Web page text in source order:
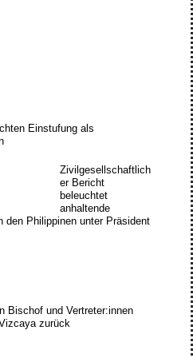
Einstufung als
Zivilgesellschaftlich
er Bericht
beleuchtet
anhaltende
den Philippinen unter Präsident
Bischof und Vertreter:innen
zurück